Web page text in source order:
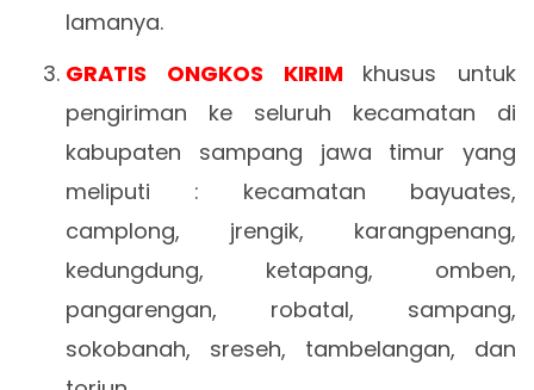
lamanya.
GRATIS ONGKOS KIRIM khusus untuk
pengiriman ke seluruh kecamatan di
kabupaten sampang jawa timur yang
meliputi : kecamatan bayuates,
camplong, jrengik, karangpenang,
kedungdung, ketapang, omben,
pangarengan, robatal, sampang,
sokobanah, sreseh, tambelangan, dan